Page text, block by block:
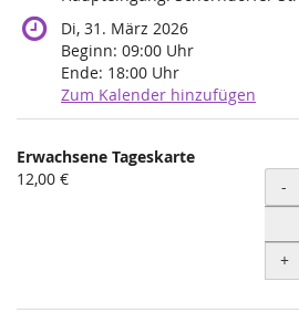
Di, 31. März 2026
Beginn: 09:00 Uhr
Ende: 18:00 Uhr
Zum Kalender hinzufügen
Produkte
Unkategorisierte
Erwachsene Tageskarte
12,00 €
-
+